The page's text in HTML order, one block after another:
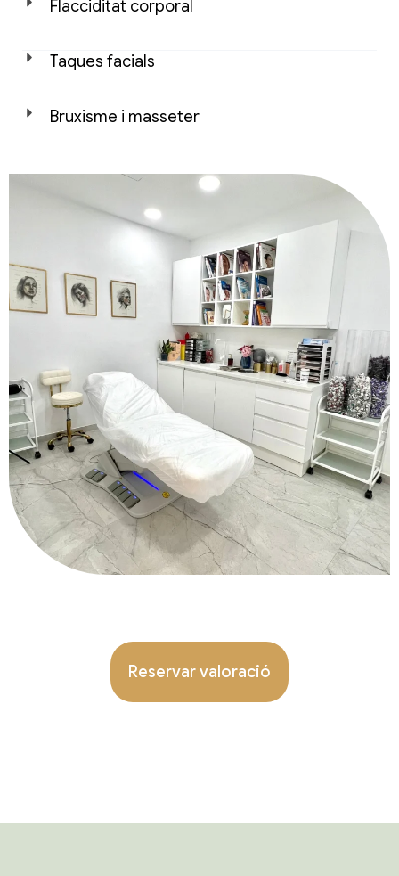
Flacciditat corporal
Taques facials
Bruxisme i masseter
Reservar valoració